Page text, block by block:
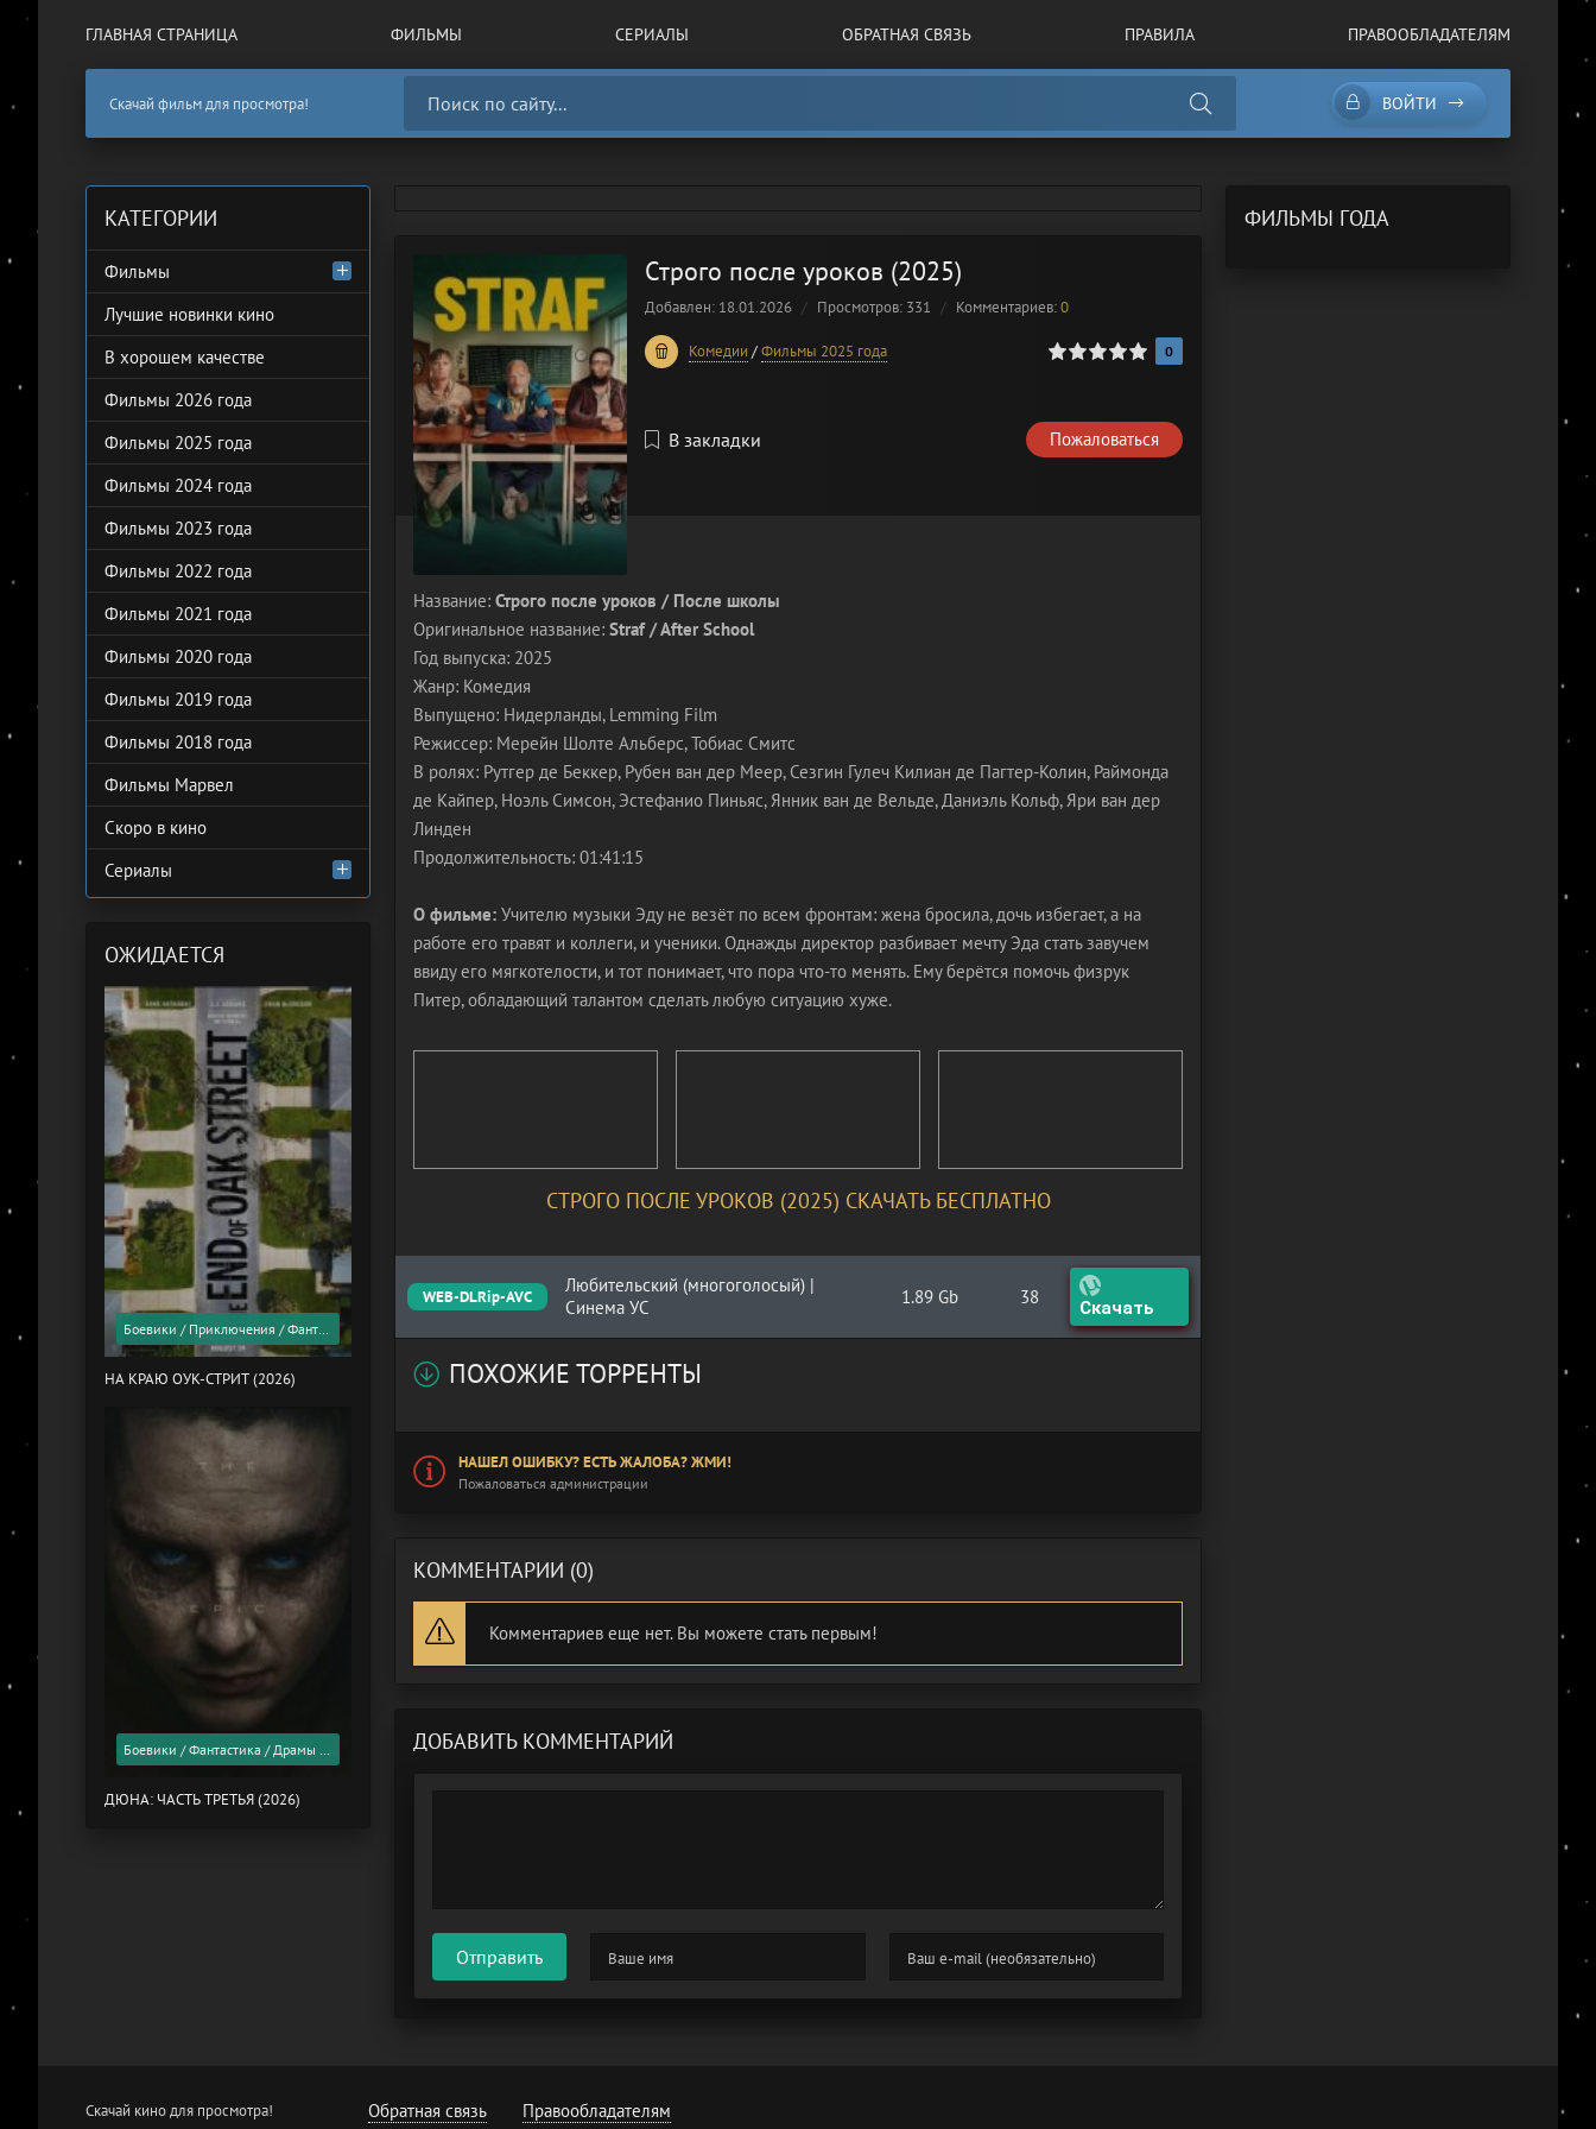
ГЛАВНАЯ СТРАНИЦА ФИЛЬМЫ СЕРИАЛЫ ОБРАТНАЯ СВЯЗЬ ПРАВИЛА ПРАВООБЛАДАТЕЛЯМ
Скачай фильм для просмотра! ВОЙТИ
Строго после уроков (2025)
Добавлен: 18.01.2026 Просмотров: 331 Комментариев:0
Комедии /Фильмы 2025 года
0 0
В закладки Пожаловаться
Название: Строго после уроков / После школы
Оригинальное название: Straf / After School
Год выпуска: 2025
Жанр: Комедия
Выпущено: Нидерланды, Lemming Film
Режиссер: Мерейн Шолте Альберс, Тобиас Смитс
В ролях: Рутгер де Беккер, Рубен ван дер Меер, Сезгин Гулеч Килиан де Пагтер-Колин, Раймонда
де Кайпер, Ноэль Симсон, Эстефанио Пиньяс, Янник ван де Вельде, Даниэль Кольф, Яри ван дер
Линден
Продолжительность: 01:41:15
О фильме: Учителю музыки Эду не везёт по всем фронтам: жена бросила, дочь избегает, а на
работе его травят и коллеги, и ученики. Однажды директор разбивает мечту Эда стать завучем
ввиду его мягкотелости, и тот понимает, что пора что-то менять. Ему берётся помочь физрук
Питер, обладающий талантом сделать любую ситуацию хуже.
СТРОГО ПОСЛЕ УРОКОВ (2025) СКАЧАТЬ БЕСПЛАТНО
WEB-DLRip-AVC
Любительский (многоголосый) |
Синема УС
1.89 Gb 38 Скачать
ПОХОЖИЕ ТОРРЕНТЫ
НАШЕЛ ОШИБКУ? ЕСТЬ ЖАЛОБА? ЖМИ!
Пожаловаться администрации
КОММЕНТАРИИ (0)
Комментариев еще нет. Вы можете стать первым!
ДОБАВИТЬ КОММЕНТАРИЙ
Отправить
КАТЕГОРИИ
Фильмы
Лучшие новинки кино
В хорошем качестве
Фильмы 2026 года
Фильмы 2025 года
Фильмы 2024 года
Фильмы 2023 года
Фильмы 2022 года
Фильмы 2021 года
Фильмы 2020 года
Фильмы 2019 года
Фильмы 2018 года
Фильмы Марвел
Скоро в кино
Сериалы
ОЖИДАЕТСЯ
Боевики / Приключения / Фантастика / Фильмы 2026 года / Скоро в кино
НА КРАЮ ОУК-СТРИТ (2026)
Боевики / Фантастика / Драмы / Фильмы 2026 года / Скоро в кино
ДЮНА: ЧАСТЬ ТРЕТЬЯ (2026)
ФИЛЬМЫ ГОДА
Скачай кино для просмотра! Обратная связь Правообладателям